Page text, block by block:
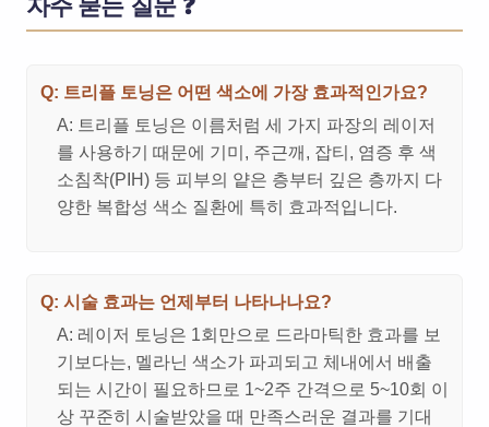
자주 묻는 질문 ❓
Q: 트리플 토닝은 어떤 색소에 가장 효과적인가요?
A: 트리플 토닝은 이름처럼 세 가지 파장의 레이저
를 사용하기 때문에 기미, 주근깨, 잡티, 염증 후 색
소침착(PIH) 등 피부의 얕은 층부터 깊은 층까지 다
양한 복합성 색소 질환에 특히 효과적입니다.
Q: 시술 효과는 언제부터 나타나나요?
A: 레이저 토닝은 1회만으로 드라마틱한 효과를 보
기보다는, 멜라닌 색소가 파괴되고 체내에서 배출
되는 시간이 필요하므로 1~2주 간격으로 5~10회 이
상 꾸준히 시술받았을 때 만족스러운 결과를 기대